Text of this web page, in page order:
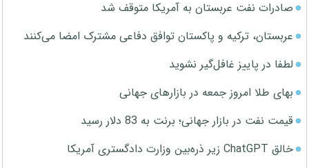
صادرات نفت عربستان به آمریکا متوقف شد
عربستان، ترکیه و پاکستان توافق دفاعی مشترک امضا می‌کنند
لطفا در پاییز غافل‌گیر نشوید
بهای طلا امروز جمعه در بازارهای جهانی
قیمت نفت در بازار جهانی؛ برنت به 83 دلار رسید
خالق ChatGPT زیر ذره‌بین وزارت دادگستری آمریکا